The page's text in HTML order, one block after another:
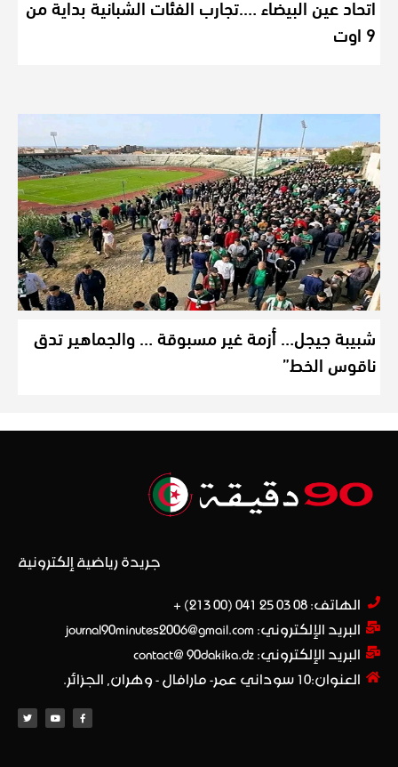
9 اوت
شبيبة جيجل… أزمة غير مسبوقة … والجماهير تدق
ناقوس الخط”
جريدة رياضية إلكترونية
الهاتف: 08 03 25 041 (00 213) +​
البريد الإلكتروني: journal90minutes2006@gmail.com
البريد الإلكتروني: contact@ 90dakika.dz
العنوان:10 سوداني عمر- مارافال - وهران, الجزائر.